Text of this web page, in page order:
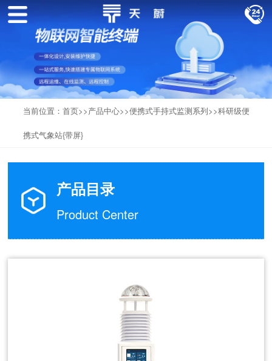
当前位置： 首页>>产品中心>>便携式手持式监测系列>>科研级便
携式气象站{带屏}
产品目录
Product Center